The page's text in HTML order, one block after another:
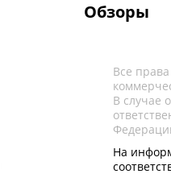
Обзоры
Все
В случае
На